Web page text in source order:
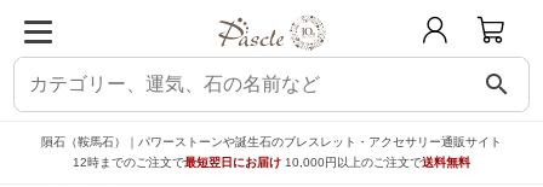
search
隕石（鞍馬石）｜パワーストーンや誕生石のブレスレット・アクセサリー通販サイト
12時までのご注文で最短翌日にお届け 10,000円以上のご注文で送料無料